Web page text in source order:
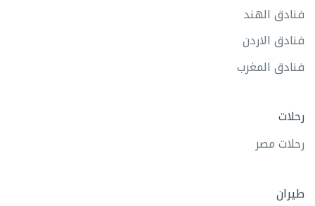
فنادق الهند
فنادق الاردن
فنادق المغرب
رحلات
رحلات مصر
طيران